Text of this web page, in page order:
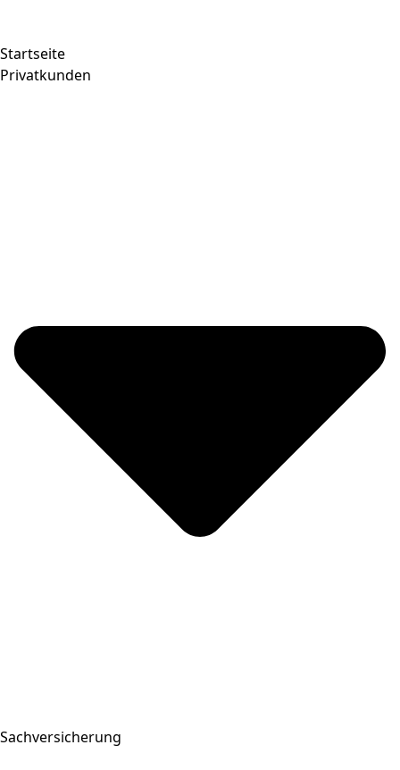
Startseite
Privatkunden
Sachversicherung